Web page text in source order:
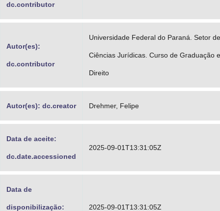
dc.contributor
Autor(es):
dc.contributor
Universidade Federal do Paraná. Setor de
Ciências Jurídicas. Curso de Graduação
Direito
Autor(es): dc.creator Drehmer, Felipe
Data de aceite:
dc.date.accessioned
2025-09-01T13:31:05Z
Data de
disponibilização: 2025-09-01T13:31:05Z